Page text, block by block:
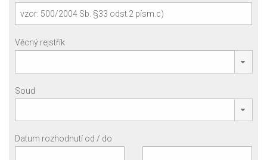
Věcný rejstřík
Soud
Datum rozhodnutí od / do